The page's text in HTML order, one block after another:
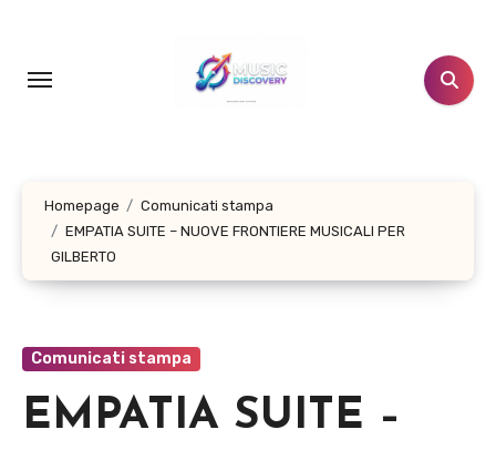
contenuto
Homepage
Comunicati stampa
EMPATIA SUITE – NUOVE FRONTIERE MUSICALI PER
GILBERTO
Comunicati stampa
EMPATIA SUITE –